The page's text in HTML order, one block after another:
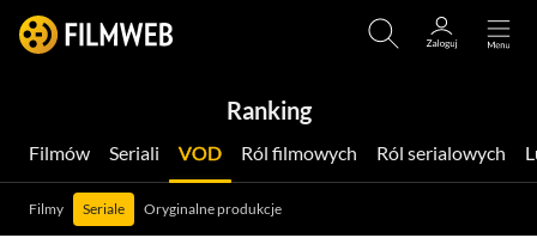
Ranking
Filmów Seriali VOD Ról filmowych Ról serialowych
Filmy Seriale Oryginalne produkcje